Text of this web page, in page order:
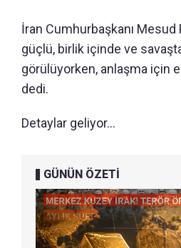
İran Cumhurbaşkanı Mesud
güçlü, birlik içinde ve
görülüyorken, anlaşma için
dedi.
Detaylar geliyor...
GÜNÜN ÖZETİ